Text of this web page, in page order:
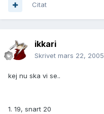
Citat
ikkari
Skrivet mars 22, 2005
kej nu ska vi se..
1. 19, snart 20